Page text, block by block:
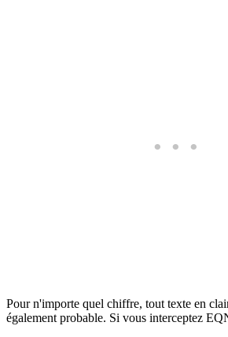
Pour n'importe quel chiffre, tout texte en
également probable. Si vous interceptez